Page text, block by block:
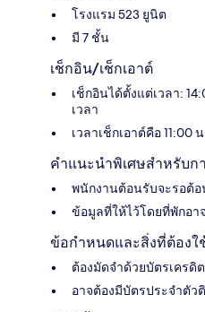
โรงแรม 523 ยูนิต
มี 7 ชั้น
เช็กอิน/เช็กเอาต์
เช็กอินได้ตั้งแต่เวลา:
เวลา
เวลาเช็กเอาต์คือ 11:00
คำแนะนำพิเศษสำหรับก
พนักงานต้อนรับจะรอต้อ
ข้อมูลที่ให้ไว้โดยที่พักอ
ข้อกำหนดและสิ่งที่ต้องใ
ต้องมัดจำด้วยบัตรเครดิ
อาจต้องมีบัตรประจำตัว